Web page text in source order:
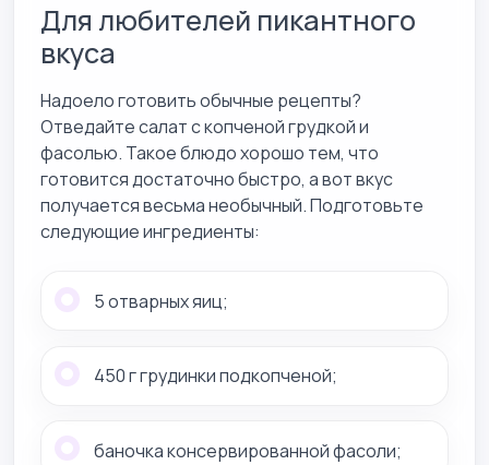
Для любителей пикантного
вкуса
Надоело готовить обычные рецепты?
Отведайте салат с копченой грудкой и
фасолью. Такое блюдо хорошо тем, что
готовится достаточно быстро, а вот вкус
получается весьма необычный. Подготовьте
следующие ингредиенты:
5 отварных яиц;
450 г грудинки подкопченой;
баночка консервированной фасоли;